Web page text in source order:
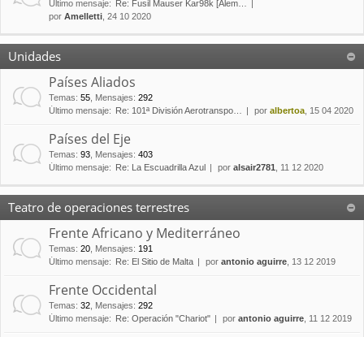
Último mensaje:
Re: Fusil Mauser Kar98k [Alem…
por Amelletti , 24 10 2020
Unidades
Países Aliados
Temas: 55 Mensajes: 292
Último mensaje:
Re: 101ª División Aerotranspo… por albertoa , 15 04 2020
Países del Eje
Temas: 93 Mensajes: 403
Último mensaje:
Re: La Escuadrilla Azul por alsair2781 , 11 12 2020
Teatro de operaciones terrestres
Frente Africano y Mediterráneo
Temas: 20 Mensajes: 191
Último mensaje:
Re: El Sitio de Malta por antonio aguirre , 13 12 2019
Frente Occidental
Temas: 32 Mensajes: 292
Último mensaje:
Re: Operación "Chariot" por antonio aguirre , 11 12 2019